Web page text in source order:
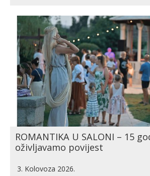
ROMANTIKA U SALONI – 15
oživljavamo povijest
3. Kolovoza 2026.